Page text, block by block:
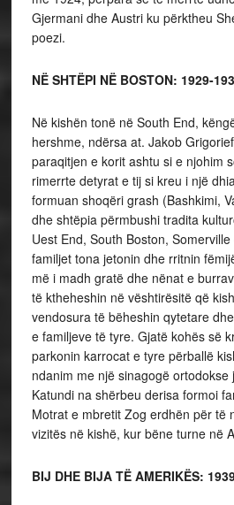
Gjermani dhe Austri ku përktheu
poezi.
NË SHTËPI NË BOSTON: 1929-
Në kishën tonë në South End,
hershme, ndërsa at. Jakob
paraqitjen e korit ashtu si e njohim
rimerrte detyrat e tij si kreu i një
formuan shoqëri grash (Bashkimi,
dhe shtëpia përmbushi tradita
Uest End, South Boston,
familjet tona jetonin dhe rritnin
më i madh gratë dhe nënat e
të ktheheshin në vështirësitë që
vendosura të bëheshin qytetare
e familjeve të tyre. Gjatë kohës së
parkonin karrocat e tyre përballë
ndanim me një sinagogë ortodokse
Katundi na shërbeu derisa formoi
Motrat e mbretit Zog erdhën për të
vizitës në kishë, kur bëne turne në
BIJ DHE BIJA TË AMERIKËS: